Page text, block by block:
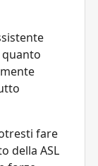
quanto
fare
della ASL